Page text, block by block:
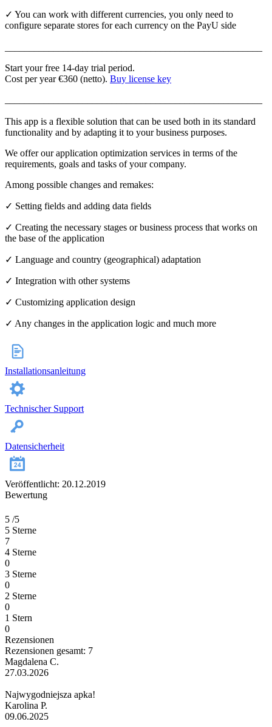
✓ You can work with different currencies, you only need to
configure separate stores for each currency on the PayU side
Start your free 14-day trial period.
Cost per year €360 (netto). Buy license key
This app is a flexible solution that can be used both in its standard
functionality and by adapting it to your business purposes.
We offer our application optimization services in terms of the
requirements, goals and tasks of your company.
Among possible changes and remakes:
✓ Setting fields and adding data fields
✓ Creating the necessary stages or business process that works on
the base of the application
✓ Language and country (geographical) adaptation
✓ Integration with other systems
✓ Customizing application design
✓ Any changes in the application logic and much more
Installationsanleitung
Technischer Support
Datensicherheit
Veröffentlicht: 20.12.2019
Bewertung
5 /5
5 Sterne
7
4 Sterne
0
3 Sterne
0
2 Sterne
0
1 Stern
0
Rezensionen
Rezensionen gesamt: 7
Magdalena C.
27.03.2026
Najwygodniejsza apka!
Karolina P.
09.06.2025